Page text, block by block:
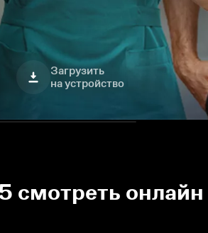
Загрузить
на устройство
смотреть онлайн